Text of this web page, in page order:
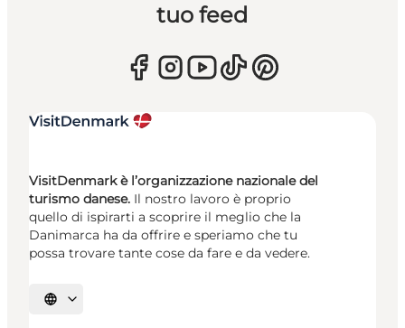
tuo feed
VisitDenmark è l’organizzazione nazionale del
turismo danese. Il nostro lavoro è proprio
quello di ispirarti a scoprire il meglio che la
Danimarca ha da offrire e speriamo che tu
possa trovare tante cose da fare e da vedere.
Seleziona la lingua